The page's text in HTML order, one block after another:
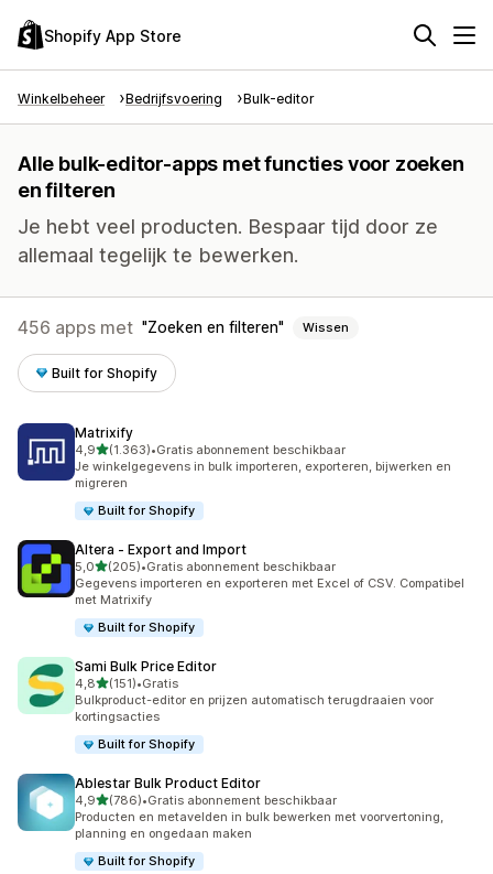
Shopify App Store
Winkelbeheer Bedrijfsvoering Bulk-editor
Alle bulk-editor-apps met functies voor zoeken
en filteren
Je hebt veel producten. Bespaar tijd door ze
allemaal tegelijk te bewerken.
456 apps met Zoeken en filteren Wissen
Built for Shopify
Matrixify
4,9van 5 sterren
(1.363)
1363 recensies in totaal
•Gratis abonnement beschikbaar
Je winkelgegevens in bulk importeren, exporteren, bijwerken en
migreren
Built for Shopify
Altera ‑ Export and Import
5,0van 5 sterren
(205)
205 recensies in totaal
•Gratis abonnement beschikbaar
Gegevens importeren en exporteren met Excel of CSV. Compatibel
met Matrixify
Built for Shopify
Sami Bulk Price Editor
4,8van 5 sterren
(151)
151 recensies in totaal
•Gratis
Bulkproduct-editor en prijzen automatisch terugdraaien voor
kortingsacties
Built for Shopify
Ablestar Bulk Product Editor
4,9van 5 sterren
(786)
786 recensies in totaal
•Gratis abonnement beschikbaar
Producten en metavelden in bulk bewerken met voorvertoning,
planning en ongedaan maken
Built for Shopify